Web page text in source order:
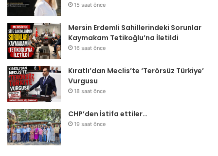
15 saat önce
Mersin Erdemli Sahillerindeki Sorunlar
Kaymakam Tetikoğlu’na İletildi
16 saat önce
Kıratlı’dan Meclis’te ‘Terörsüz Türkiye’
Vurgusu
18 saat önce
CHP’den İstifa ettiler…
19 saat önce